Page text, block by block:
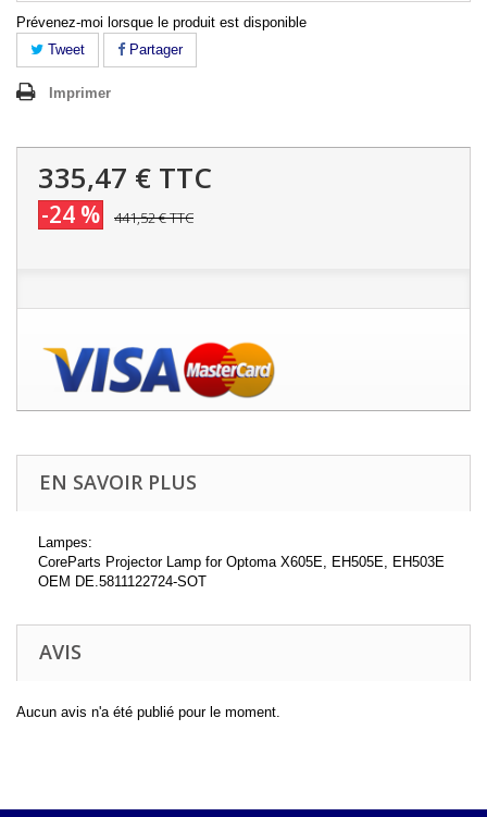
Prévenez-moi lorsque le produit est disponible
Tweet
Partager
Imprimer
335,47 € TTC
-24 % 441,52 €TTC
EN SAVOIR PLUS
Lampes:
CoreParts Projector Lamp for Optoma X605E, EH505E, EH503E
OEM DE.5811122724-SOT
AVIS
Aucun avis n'a été publié pour le moment.